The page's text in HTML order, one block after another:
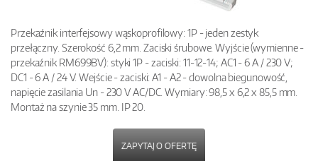
Przekaźnik interfejsowy wąskoprofilowy: 1P - jeden zestyk
przełączny. Szerokość 6,2 mm. Zaciski śrubowe. Wyjście (wymienne -
przekaźnik RM699BV): styki 1P - zaciski: 11-12-14; AC1 - 6 A / 230 V;
DC1 - 6 A / 24 V. Wejście - zaciski: A1 - A2 - dowolna biegunowość,
napięcie zasilania Un - 230 V AC/DC. Wymiary: 98,5 x 6,2 x 85,5 mm.
Montaż na szynie 35 mm. IP 20.
ZAPYTAJ O OFERTĘ